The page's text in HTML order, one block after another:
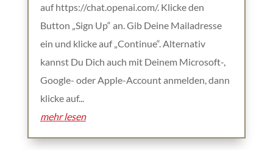
auf https://chat.openai.com/. Klicke den
Button „Sign Up“ an. Gib Deine Mailadresse
ein und klicke auf „Continue“. Alternativ
kannst Du Dich auch mit Deinem Microsoft-,
Google- oder Apple-Account anmelden, dann
klicke auf...
mehr lesen